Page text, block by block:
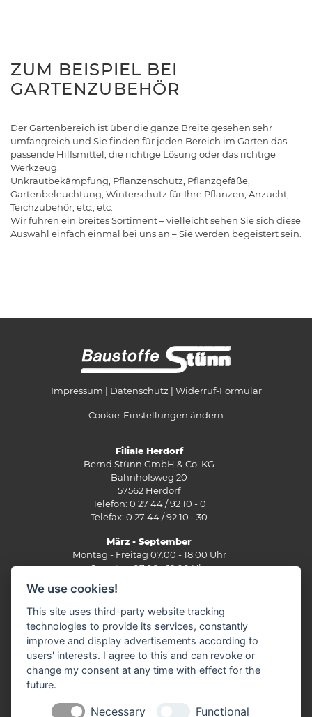
ZUM BEISPIEL BEI
GARTENZUBEHÖR
Der Gartenbereich ist über die ganze Breite gesehen sehr
umfangreich und Sie finden für jeden Bereich im Garten das
passende Hilfsmittel, die richtige Lösung oder das richtige
Werkzeug.
Unkrautbekämpfung, Pflanzenschutz, Pflanzgefäße,
Gartenbeleuchtung, Winterschutz für Ihre Pflanzen, Anzucht,
Teichzubehör, etc., etc.
Wir führen ein breites Sortiment – vielleicht sehen Sie sich diese
Auswahl einfach einmal bei uns an – Sie werden begeistert sein.
Impressum Datenschutz Widerruf-Formular
Cookie-Einstellungen ändern
Filiale Herdorf
Bernd Stünn GmbH & Co. KG
Bahnhofsweg 20
57562 Herdorf
Telefon: 0 27 44 / 92 10 - 0
Telefax: 0 27 44 / 92 10 - 30
März - September
Montag - Freitag 07.00 - 18.00 Uhr
Samstag 07.00 - 12.00 Uhr
Oktober - Februar
Montag - Freitag 07.30 - 17.30 Uhr
Samstag 07.30 - 12.00 Uhr
Filiale Burbach
Ernst-Heinkel-Straße 12
Fax: 0 27 36 / 49 10 62
We use cookies!
This site uses third-party website tracking
technologies to provide its services, constantly
improve and display advertisements according to
users' interests. I agree to this and can revoke or
change my consent at any time with effect for the
future.
Necessary Functional